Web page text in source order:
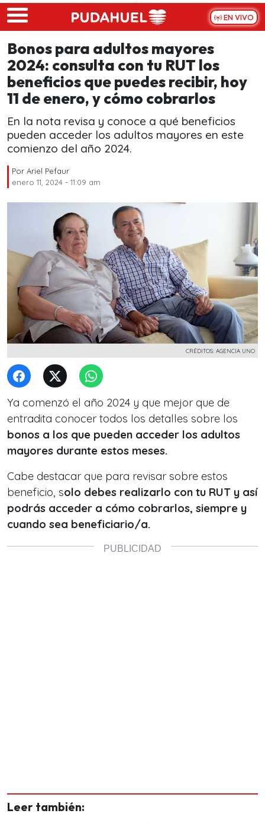
Skip to main content
EN VIVO
Bonos para adultos mayores
2024: consulta con tu RUT los
beneficios que puedes recibir, hoy
11 de enero, y cómo cobrarlos
En la nota revisa y conoce a qué beneficios
pueden acceder los adultos mayores en este
comienzo del año 2024.
Por Ariel Pefaur
enero 11, 2024 - 11:09 am
CRÉDITOS: AGENCIA UNO
Ya comenzó el año 2024 y que mejor que de
entradita conocer todos los detalles sobre los
bonos a los que pueden acceder los adultos
mayores durante estos meses.
Cabe destacar que para revisar sobre estos
beneficio, solo debes realizarlo con tu RUT y así
podrás acceder a cómo cobrarlos, siempre y
cuando sea beneficiario/a.
Leer también: